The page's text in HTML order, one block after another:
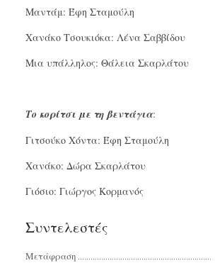
Μαντάμ: Έφη Σταμούλη
Χανάκο Τσουκιόκα: Λένα Σαββίδου
Μια υπάλληλος: Θάλεια Σκαρλάτου
Το κορίτσι με τη βεντάγια:
Γιτσούκο Χόντα: Έφη Σταμούλη
Χανάκο: Δώρα Σκαρλάτου
Γιόσιο: Γιώργος Κορμανός
Συντελεστές
Μετάφραση